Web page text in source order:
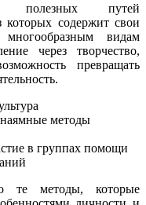
полезных путей
содержит свои
многообразным видам
через творчество,
превращать
методы
в группах помощи
те методы, которые